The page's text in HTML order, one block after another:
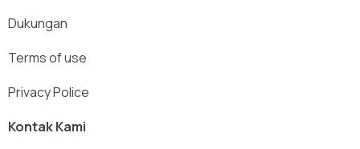
Dukungan
Terms of use
Privacy Police
Kontak Kami